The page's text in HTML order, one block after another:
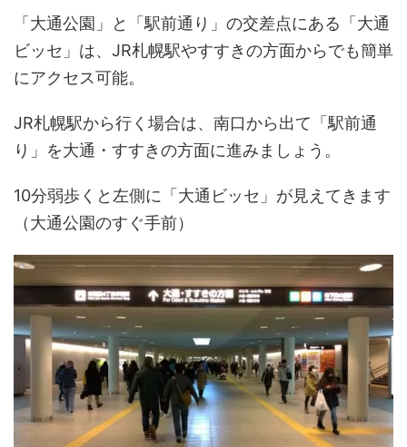
「大通公園」と「駅前通り」の交差点にある「大通
ビッセ」は、JR札幌駅やすすきの方面からでも簡単
にアクセス可能。
JR札幌駅から行く場合は、南口から出て「駅前通
り」を大通・すすきの方面に進みましょう。
10分弱歩くと左側に「大通ビッセ」が見えてきます
（大通公園のすぐ手前）